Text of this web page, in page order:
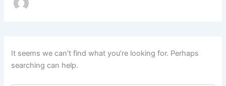
It seems we can’t find what you’re looking for. Perhaps
searching can help.